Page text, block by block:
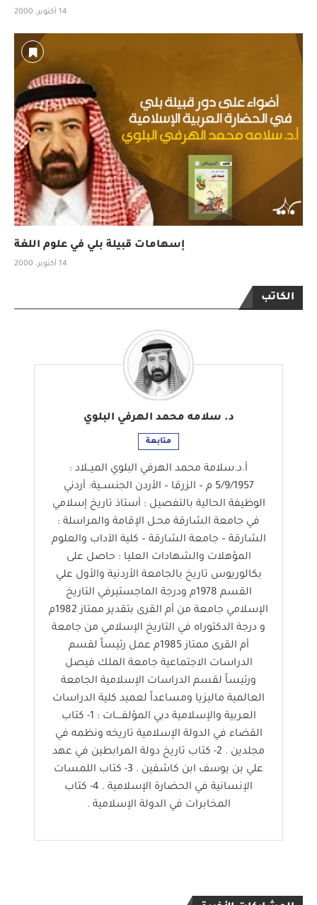
14 أكتوبر، 2000
إسهامات قبيلة بلي في علوم اللغة
14 أكتوبر، 2000
الكاتب
د. سلامه محمد الهرفي البلوي
متابعة
أ.د.سلامة محمد الهرفي البلوي الميــلاد :
5/9/1957 م – الزرقا – الأردن الجنســية: أردني
الوظيفة الحالية بالتفصيل : أستاذ تاريخ إسلامي
في جامعة الشارقة محـل الإقامة والمراسلة :
الشارقة – جامعة الشارقة – كلية الآداب والعلوم
المؤهلات والشهادات العليا : حاصل على
بكالوريوس تاريخ بالجامعة الأردنية والأول علي
القسم 1978م ودرجة الماجستيرفي التاريخ
الإسلامي جامعة من أم القرى بتقدير ممتاز 1982م
و درجة الدكتوراه في التاريخ الإسلامي من جامعة
أم القرى ممتاز 1985م عمل رئيساً لقسم
الدراسات الاجتماعية جامعة الملك فيصل
ورئيساً لقسم الدراسات الإسلامية الجامعة
العالمية ماليزيا ومساعداً لعميد كلية الدراسات
العربية والإسلامية دبي المؤلفــــات : 1- كتاب
القضاء في الدولة الإسلامية تاريخه ونظمه في
مجلدين . 2- كتاب تاريخ دولة المرابطين في عهد
علي بن يوسف ابن كاشفين . 3- كتاب اللمسات
الإنسانية في الحضارة الإسلامية . 4- كتاب
المخابرات في الدولة الإسلامية .